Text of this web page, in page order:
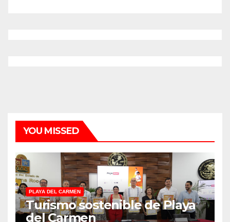
YOU MISSED
PLAYA DEL CARMEN
Turismo sostenible de Playa
del Carmen